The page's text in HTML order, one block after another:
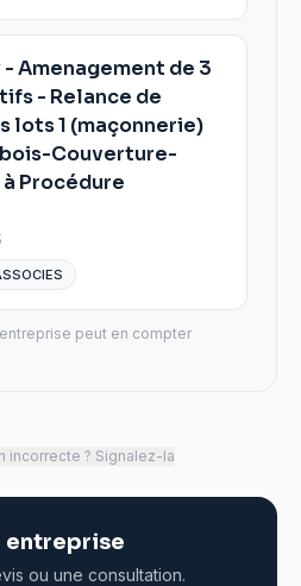
Amenagement de 3
- Relance de
lots 1 (maçonnerie)
Couverture-
Procédure
peut en compter
incorrecte ? Signalez-la
ou une consultation.